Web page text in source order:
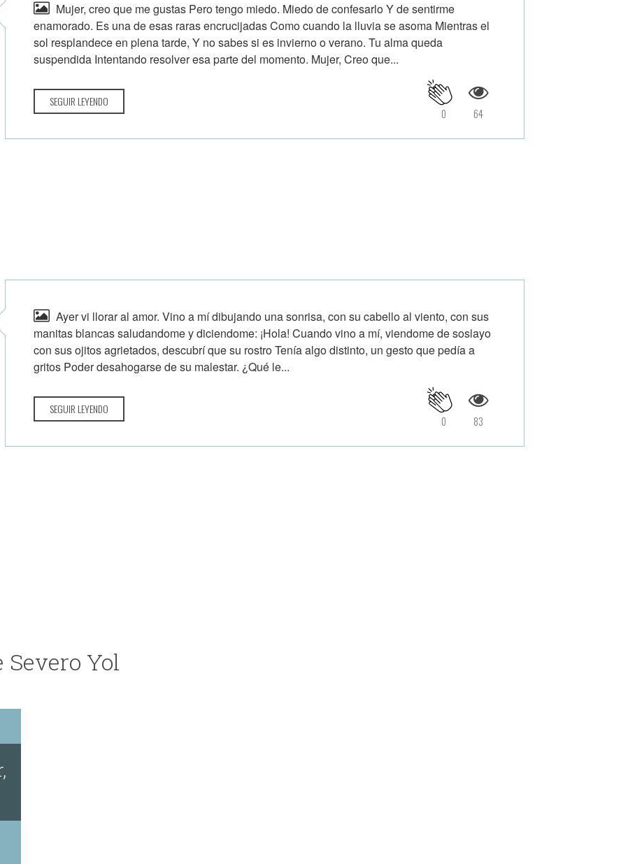
Mujer, creo que me gustas Pero tengo miedo. Miedo de confesarlo Y de sentirme
enamorado. Es una de esas raras encrucijadas Como cuando la lluvia se asoma Mientras el
sol resplandece en plena tarde, Y no sabes si es invierno o verano. Tu alma queda
suspendida Intentando resolver esa parte del momento. Mujer, Creo que...
SEGUIR LEYENDO
64
0
Ayer vi llorar al amor. Vino a mí dibujando una sonrisa, con su cabello al viento, con sus
manitas blancas saludandome y diciendome: ¡Hola! Cuando vino a mí, viendome de soslayo
con sus ojitos agrietados, descubrí que su rostro Tenía algo distinto, un gesto que pedía a
gritos Poder desahogarse de su malestar. ¿Qué le...
SEGUIR LEYENDO
83
0
Yol